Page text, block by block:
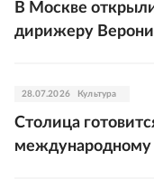
В Москве
дирижеру
28.07.2026 Культура
Столица
международному